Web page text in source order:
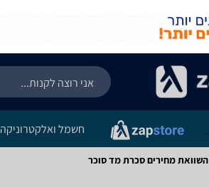
חשמל ואלקטרוניקה
השוואת מחירים סכרת ‏מד סוכר